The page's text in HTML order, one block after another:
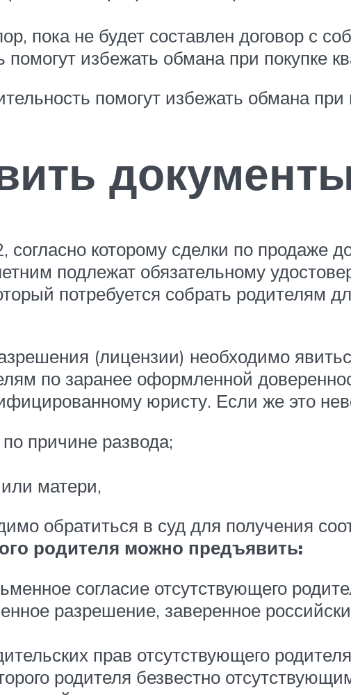
пока не будет составлен договор с
избежать обмана при покупке
помогут избежать обмана при
которому сделки по продаже
подлежат обязательному
потребуется собрать родителям
(лицензии) необходимо
по заранее оформленной
юристу. Если же это
причине развода;
или матери,
обратиться в суд для получения
родителя можно предъявить:
согласие отсутствующего
разрешение, заверенное
прав отсутствующего
родителя безвестно